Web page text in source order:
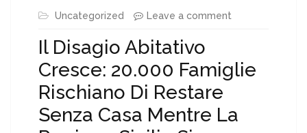
Uncategorized Leave a comment
Il Disagio Abitativo
Cresce: 20.000 Famiglie
Rischiano Di Restare
Senza Casa Mentre La